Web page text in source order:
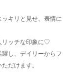
キリと見せ、表情に
リッチな印象に♡
し、デイリーからフ
だけます。